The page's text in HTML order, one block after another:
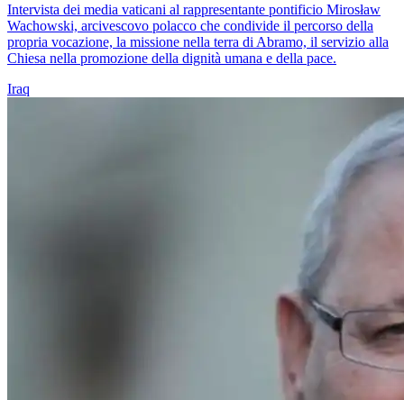
Intervista dei media vaticani al rappresentante pontificio Mirosław
Wachowski, arcivescovo polacco che condivide il percorso della
propria vocazione, la missione nella terra di Abramo, il servizio alla
Chiesa nella promozione della dignità umana e della pace.
Iraq